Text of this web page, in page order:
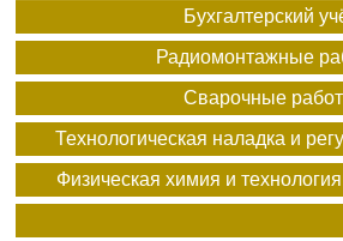
Бухгалтерский
Радиомонтажные
Сварочные
Технологическая наладка и
Физическая химия и